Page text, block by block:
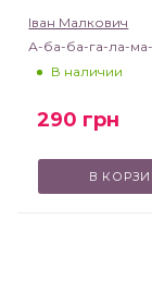
Іван Малкович
А-ба-ба-га-ла-
В наличии
290 грн
В